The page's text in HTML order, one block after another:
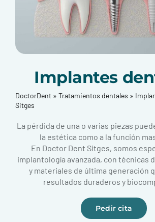
Implantes
DoctorDent» Tratamientos dentales »
Sitges
La pérdida de una o varias piezas
la estética como a la función
En Doctor Dent Sitges, somos
implantología avanzada, con técnicas
y materiales de última generación
resultados duraderos y
Pedir cita